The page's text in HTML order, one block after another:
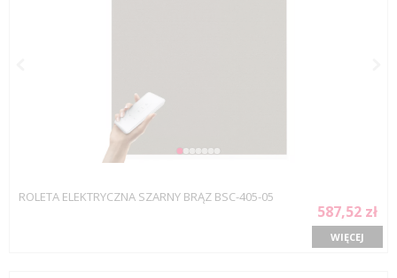
ROLETA ELEKTRYCZNA SZARNY BRĄZ BSC-405-05
587,52 zł
WIĘCEJ